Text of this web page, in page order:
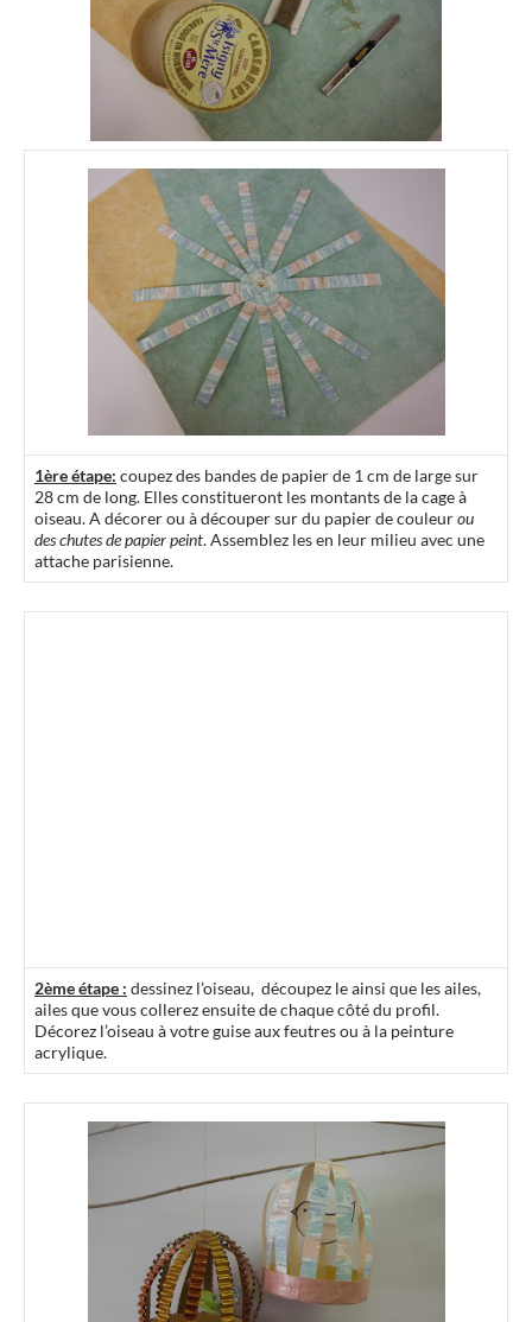
1ère étape: coupez des bandes de papier de 1 cm de large sur
28 cm de long. Elles constitueront les montants de la cage à
oiseau. A décorer ou à découper sur du papier de couleurou
des chutes de papier peint. Assemblez les en leur milieu avec une
attache parisienne.
2ème étape : dessinez l’oiseau, découpez le ainsi que les ailes,
ailes que vous collerez ensuite de chaque côté du profil.
Décorez l’oiseau à votre guise aux feutres ou à la peinture
acrylique.